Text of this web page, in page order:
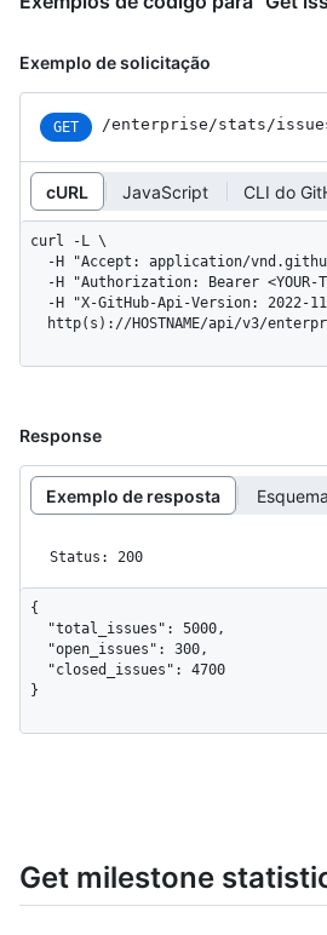
Exemplo de solicitação
GET /enterprise/stats/
cURL JavaScript CLI do
curl -L \
http(s)://HOSTNAME/api/v3/
Response
Exemplo de resposta
Status: 200
{
}
Get milestone